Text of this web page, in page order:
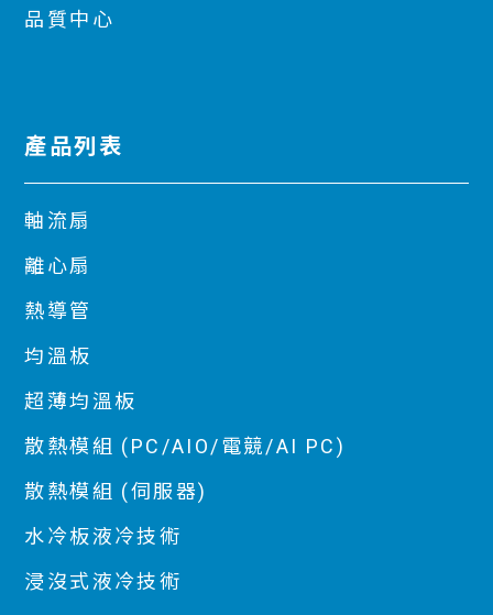
品質中心
產品列表
軸流扇
離心扇
熱導管
均溫板
超薄均溫板
散熱模組 (PC/AIO/電競/AI PC)
散熱模組 (伺服器)
水冷板液冷技術
浸沒式液冷技術